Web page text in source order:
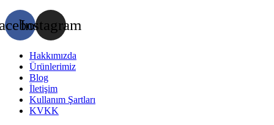
Instagram
Hakkımızda
Ürünlerimiz
Blog
İletişim
Kullanım Şartları
KVKK